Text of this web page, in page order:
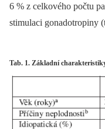
6 % z celkového počtu
stimulaci gonadotropiny
Tab. 1. Základní